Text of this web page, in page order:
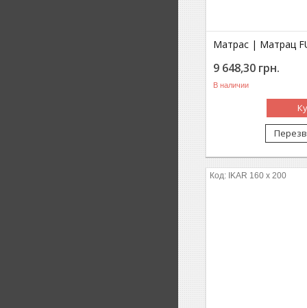
Матрас | Матрац
9 648,30 грн.
В наличии
IKAR 160 x 200